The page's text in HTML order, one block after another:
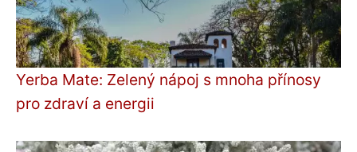
Yerba Mate: Zelený nápoj s mnoha přínosy
pro zdraví a energii